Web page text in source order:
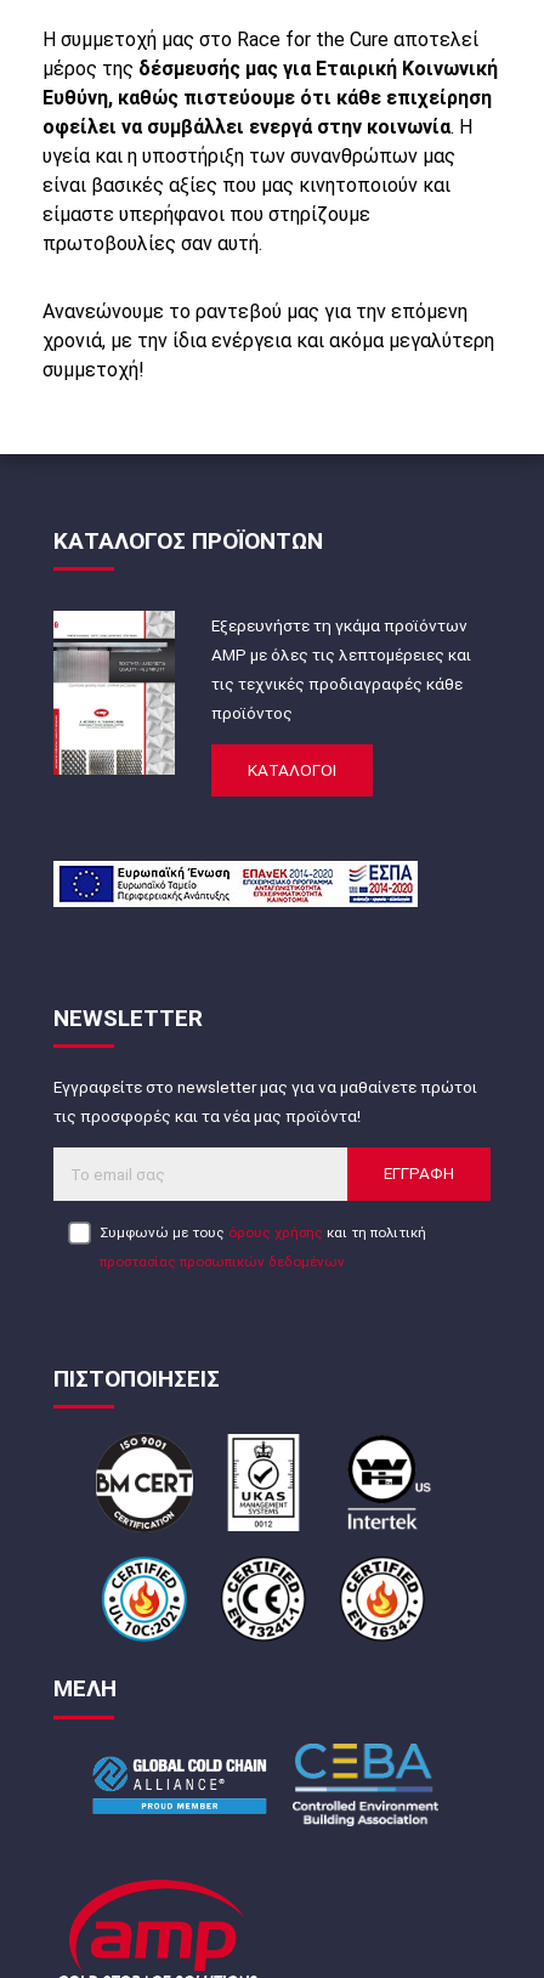
Η συμμετοχή μας στο Race for the Cure αποτελεί
μέρος της δέσμευσής μας για Εταιρική Κοινωνική
Ευθύνη, καθώς πιστεύουμε ότι κάθε επιχείρηση
οφείλει να συμβάλλει ενεργά στην κοινωνία. Η
υγεία και η υποστήριξη των συνανθρώπων μας
είναι βασικές αξίες που μας κινητοποιούν και
είμαστε υπερήφανοι που στηρίζουμε
πρωτοβουλίες σαν αυτή.
Ανανεώνουμε το ραντεβού μας για την επόμενη
χρονιά, με την ίδια ενέργεια και ακόμα μεγαλύτερη
συμμετοχή!
ΚΑΤΑΛΟΓΟΣ ΠΡΟΪΟΝΤΩΝ
Εξερευνήστε τη γκάμα προϊόντων
AMP με όλες τις λεπτομέρειες και
τις τεχνικές προδιαγραφές κάθε
προϊόντος
ΚΑΤΑΛΟΓΟΙ
NEWSLETTER
Εγγραφείτε στο newsletter μας για να μαθαίνετε πρώτοι
τις προσφορές και τα νέα μας προϊόντα!
ΕΓΓΡΑΦΗ
Συμφωνώ με τους όρους χρήσης και τη πολιτική
προστασίας προσωπικών δεδομένων
ΠΙΣΤΟΠΟΙΗΣΕΙΣ
ΜΕΛΗ